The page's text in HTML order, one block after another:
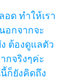
ด ทำให้เรา
อกจากจะ
ต้องดูแลตัว
กจริงๆค่ะ
ก็ยังคิดถึง